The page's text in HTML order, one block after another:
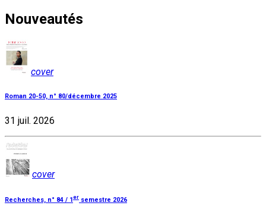
Nouveautés
cover
Roman 20-50, n° 80/décembre 2025
31 juil. 2026
cover
Recherches, n° 84 / 1 er semestre 2026